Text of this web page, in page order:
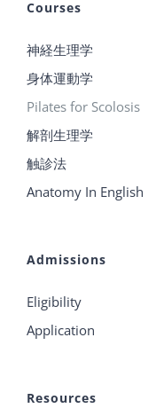
Courses
神経生理学
身体運動学
Pilates for Scolosis
解剖生理学
触診法
Anatomy In English
Admissions
Eligibility
Application
Resources